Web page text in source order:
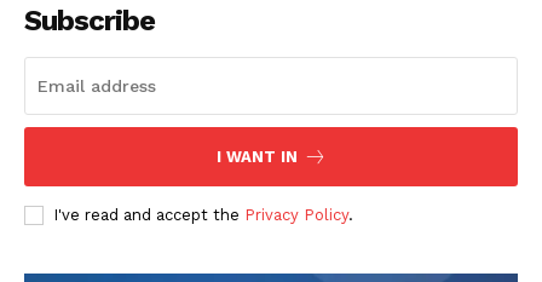
Subscribe
I WANT IN
I've read and accept the Privacy Policy.